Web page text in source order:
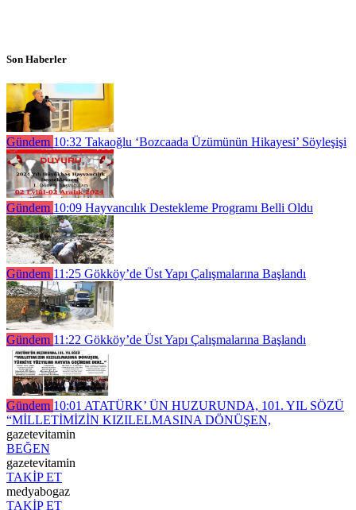
Son Haberler
Gündem 10:32 Takaoğlu ‘Bozcaada Üzümünün Hikayesi’ Söyleşişi
Gündem 10:09 Hayvancılık Destekleme Programı Belli Oldu
Gündem 11:25 Gökköy’de Üst Yapı Çalışmalarına Başlandı
Gündem 11:22 Gökköy’de Üst Yapı Çalışmalarına Başlandı
Gündem 10:01 ATATÜRK’ ÜN HUZURUNDA, 101. YIL SÖZÜ
“MİLLETİMİZİN KIZILELMASINA DÖNÜŞEN,
gazetevitamin
BEĞEN
gazetevitamin
TAKİP ET
medyabogaz
TAKİP ET